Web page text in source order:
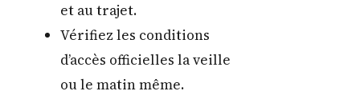
et au trajet.
Vérifiez les conditions
d’accès officielles la veille
ou le matin même.